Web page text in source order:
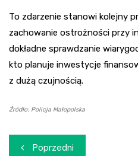
To zdarzenie stanowi kolejny
zachowanie ostrożności przy
dokładne sprawdzanie
kto planuje inwestycje
z dużą czujnością.
Źródło: Policja Małopolska
Nawigacja
Poprzedni